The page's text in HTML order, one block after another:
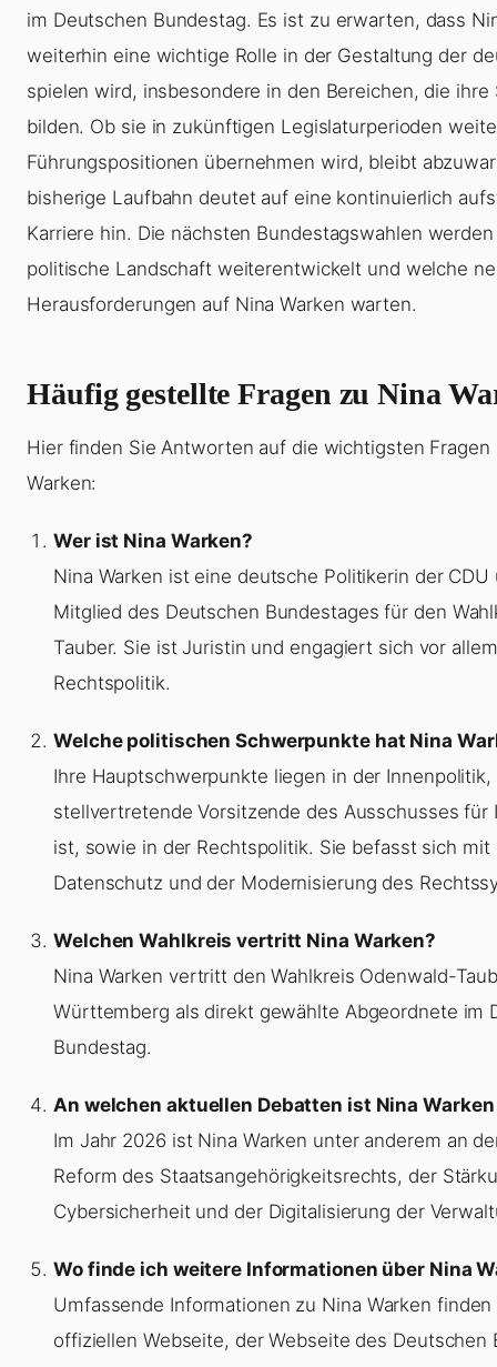
im Deutschen Bundestag. Es ist zu erwarten, dass
weiterhin eine wichtige Rolle in der Gestaltung der
spielen wird, insbesondere in den Bereichen, die ihre
bilden. Ob sie in zukünftigen Legislaturperioden
Führungspositionen übernehmen wird, bleibt
bisherige Laufbahn deutet auf eine kontinuierlich
Karriere hin. Die nächsten Bundestagswahlen
politische Landschaft weiterentwickelt und welche
Herausforderungen auf Nina Warken warten.
Häufig gestellte Fragen zu Nina
Hier finden Sie Antworten auf die wichtigsten Fragen
Warken:
Wer ist Nina Warken?
Nina Warken ist eine deutsche Politikerin der CDU
Mitglied des Deutschen Bundestages für den
Tauber. Sie ist Juristin und engagiert sich vor
Rechtspolitik.
Welche politischen Schwerpunkte hat Nina
Ihre Hauptschwerpunkte liegen in der
stellvertretende Vorsitzende des Ausschusses für
ist, sowie in der Rechtspolitik. Sie befasst sich mit
Datenschutz und der Modernisierung des
Welchen Wahlkreis vertritt Nina Warken?
Nina Warken vertritt den Wahlkreis Odenwald-
Württemberg als direkt gewählte Abgeordnete im
Bundestag.
An welchen aktuellen Debatten ist Nina
Im Jahr 2026 ist Nina Warken unter anderem an
Reform des Staatsangehörigkeitsrechts, der
Cybersicherheit und der Digitalisierung der
Wo finde ich weitere Informationen über Nina
Umfassende Informationen zu Nina Warken
offiziellen Webseite, der Webseite des Deutschen